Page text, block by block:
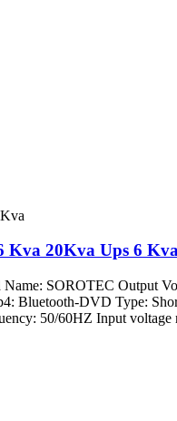
Kva 20Kva Ups 6
SOROTEC Output
Bluetooth-DVD Type:
50/60HZ Input voltage